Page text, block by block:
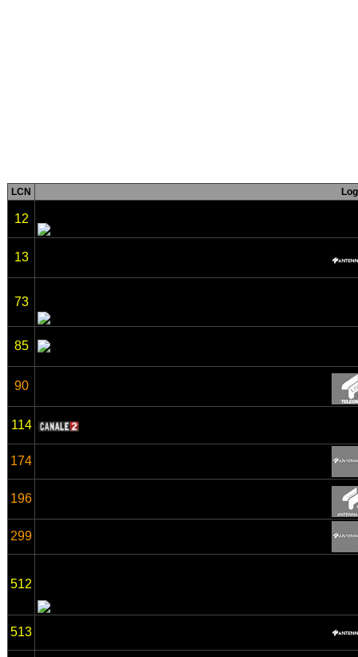
LCN
12
13
73
85
90
114
174
196
299
512
513